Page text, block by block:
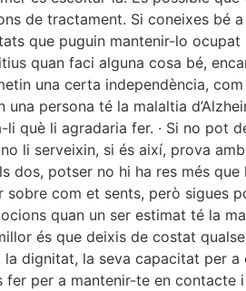
de tractament. Si coneixes bé
que puguin mantenir-lo
quan faci alguna cosa bé,
una certa independència,
una persona té la malaltia
li què li agradaria fer. · Si no pot
li serveixin, si és així, prova
dos, potser no hi ha res més que
sobre com et sents, però sigues
quan un ser estimat té la
és que deixis de costat
la dignitat, la seva capacitat per
per a mantenir-te en contacte